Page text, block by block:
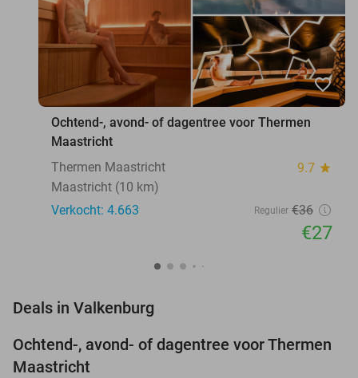
favorite_border
Ochtend-, avond- of dagentree voor Thermen
Maastricht
Thermen Maastricht
9.7 star
Maastricht (10 km)
Verkocht: 4.663
Regulier €36
€27
Deals in Valkenburg
25%
Ochtend-, avond- of dagentree voor Thermen
Maastricht